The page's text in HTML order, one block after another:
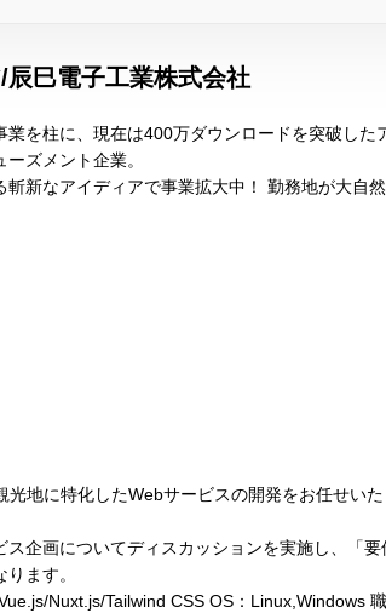
巳電子工業株式会社
を柱に、現在は400万ダウンロードを突破した
ズメント企業。
新なアイディアで事業拡大中！ 勤務地が大自
地に特化したWebサービスの開発をお任せいた
企画についてディスカッションを実施し、「要
ます。
Nuxt.js/Tailwind CSS OS：Linux,Windows